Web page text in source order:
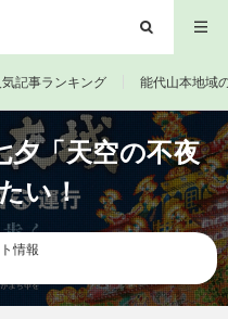
気記事ランキング 能代山本地域
夕「天空の不夜
い！
情報